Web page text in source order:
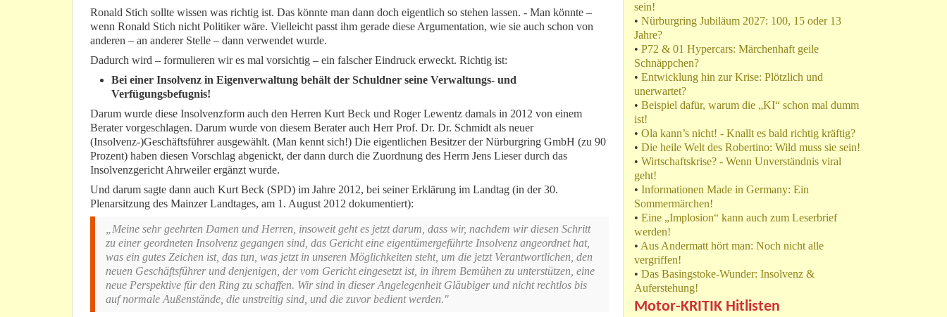
Ronald Stich sollte wissen was richtig ist. Das könnte man dann doch eigentlich so stehen lassen. - Man könnte –
wenn Ronald Stich nicht Politiker wäre. Vielleicht passt ihm gerade diese Argumentation, wie sie auch schon von
anderen – an anderer Stelle – dann verwendet wurde.
Dadurch wird – formulieren wir es mal vorsichtig – ein falscher Eindruck erweckt. Richtig ist:
Bei einer Insolvenz in Eigenverwaltung behält der Schuldner seine Verwaltungs- und
Verfügungsbefugnis!
Darum wurde diese Insolvenzform auch den Herren Kurt Beck und Roger Lewentz damals in 2012 von einem
Berater vorgeschlagen. Darum wurde von diesem Berater auch Herr Prof. Dr. Dr. Schmidt als neuer
(Insolvenz-)Geschäftsführer ausgewählt. (Man kennt sich!) Die eigentlichen Besitzer der Nürburgring GmbH (zu 90
Prozent) haben diesen Vorschlag abgenickt, der dann durch die Zuordnung des Herrn Jens Lieser durch das
Insolvenzgericht Ahrweiler ergänzt wurde.
Und darum sagte dann auch Kurt Beck (SPD) im Jahre 2012, bei seiner Erklärung im Landtag (in der 30.
Plenarsitzung des Mainzer Landtages, am 1. August 2012 dokumentiert):
„Meine sehr geehrten Damen und Herren, insoweit geht es jetzt darum, dass wir, nachdem wir diesen Schritt
zu einer geordneten Insolvenz gegangen sind, das Gericht eine eigentümergeführte Insolvenz angeordnet hat,
was ein gutes Zeichen ist, das tun, was jetzt in unseren Möglichkeiten steht, um die jetzt Verantwortlichen, den
neuen Geschäftsführer und denjenigen, der vom Gericht eingesetzt ist, in ihrem Bemühen zu unterstützen, eine
neue Perspektive für den Ring zu schaffen. Wir sind in dieser Angelegenheit Gläubiger und nicht rechtlos bis
auf normale Außenstände, die unstreitig sind, und die zuvor bedient werden."
sein!
• Nürburgring Jubiläum 2027: 100, 15 oder 13
Jahre?
• P72 & 01 Hypercars: Märchenhaft geile
Schnäppchen?
• Entwicklung hin zur Krise: Plötzlich und
unerwartet?
• Beispiel dafür, warum die „KI“ schon mal dumm
ist!
• Ola kann’s nicht! - Knallt es bald richtig kräftig?
• Die heile Welt des Robertino: Wild muss sie sein!
• Wirtschaftskrise? - Wenn Unverständnis viral
geht!
• Informationen Made in Germany: Ein
Sommermärchen!
• Eine „Implosion“ kann auch zum Leserbrief
werden!
• Aus Andermatt hört man: Noch nicht alle
vergriffen!
• Das Basingstoke-Wunder: Insolvenz &
Auferstehung!
Motor-KRITIK Hitlisten